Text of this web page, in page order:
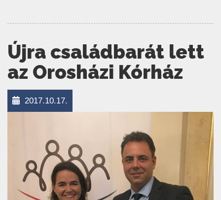
Újra családbarát lett
az Orosházi Kórház
2017.10.17.